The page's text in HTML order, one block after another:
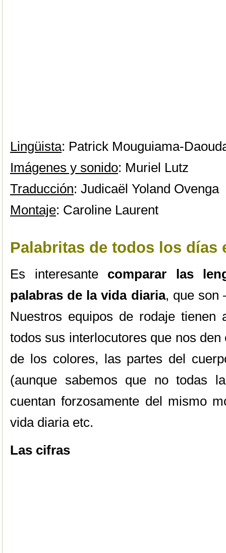
Lingüista: Patrick Mouguiama-
Imágenes y sonido: Muriel Lutz
Traducción: Judicaël Yoland Ovenga
Montaje: Caroline Laurent
Palabritas de todos los días
Es interesante comparar las
palabras de la vida diaria, que son
Nuestros equipos de rodaje
todos sus interlocutores que nos
de los colores, las partes del
(aunque sabemos que no todas
cuentan forzosamente del mismo
vida diaria etc.
Las cifras